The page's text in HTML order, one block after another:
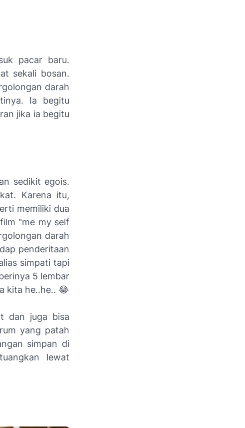
pacar baru.
sekali bosan.
darah
Ia begitu
jika ia begitu
sedikit egois.
Karena itu,
memiliki dua
"me my self
darah
penderitaan
simpati tapi
5 lembar
kita he..he.. 😂
dan juga bisa
yang patah
simpan di
lewat